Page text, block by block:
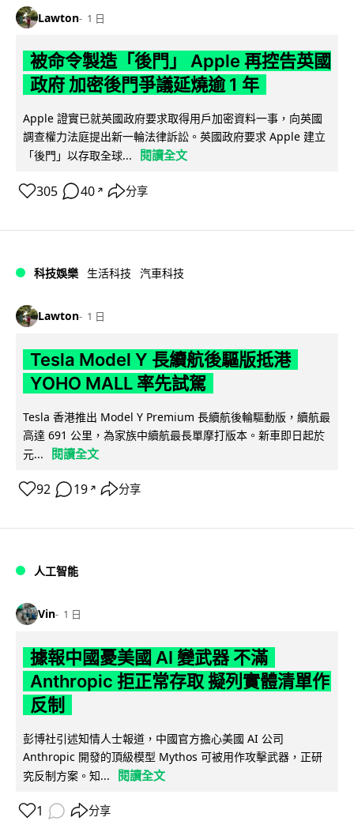
Lawton 1 日
被命令製造「後門」 Apple 再控告英國
政府 加密後門爭議延燒逾 1 年
Apple 證實已就英國政府要求取得用戶加密資料一事，向英國
調查權力法庭提出新一輪法律訴訟。英國政府要求 Apple 建立
「後門」以存取全球...
閱讀全文
305 40 ↗ 分享
科技娛樂 生活科技 汽車科技
Lawton 1 日
Tesla Model Y 長續航後驅版抵港
YOHO MALL 率先試駕
Tesla 香港推出 Model Y Premium 長續航後輪驅動版，續航最
高達 691 公里，為家族中續航最長單摩打版本。新車即日起於
元...
閱讀全文
92 19 ↗ 分享
人工智能
Vin 1 日
據報中國憂美國 AI 變武器 不滿
Anthropic 拒正常存取 擬列實體清單作
反制
彭博社引述知情人士報道，中國官方擔心美國 AI 公司
Anthropic 開發的頂級模型 Mythos 可被用作攻擊武器，正研
究反制方案。知...
閱讀全文
1 分享